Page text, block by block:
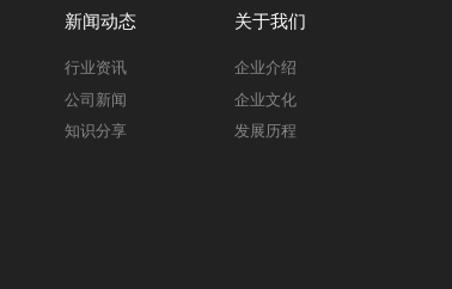
新闻动态
行业资讯
公司新闻
知识分享
关于我们
企业介绍
企业文化
发展历程